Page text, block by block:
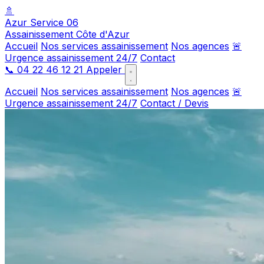
🚿
Azur Service 06
Assainissement Côte d'Azur
Accueil Nos services assainissement Nos agences 🚨
Urgence assainissement 24/7 Contact
📞 04 22 46 12 21 Appeler
Accueil Nos services assainissement Nos agences 🚨
Urgence assainissement 24/7 Contact / Devis